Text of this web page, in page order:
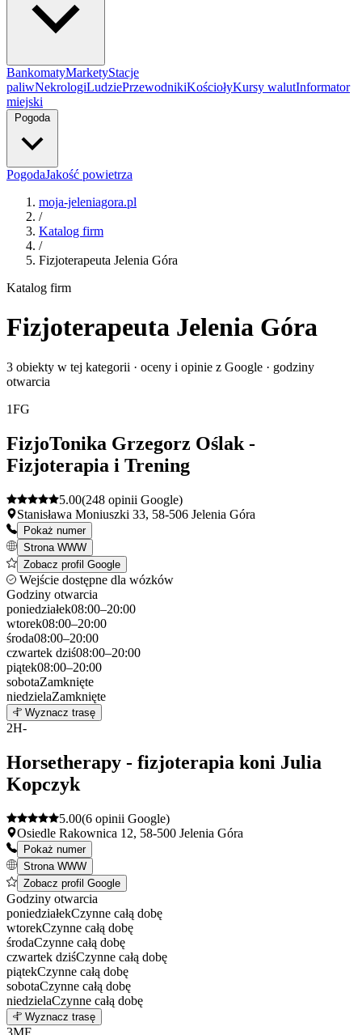
BankomatyMarketyStacje
paliwNekrologiLudziePrzewodnikiKościołyKursy walutInformator
miejski
Pogoda
PogodaJakość powietrza
moja-jeleniagora.pl
/
Katalog firm
/
Fizjoterapeuta Jelenia Góra
Katalog firm
Fizjoterapeuta Jelenia Góra
3 obiekty w tej kategorii · oceny i opinie z Google · godziny
otwarcia
1FG
FizjoTonika Grzegorz Oślak -
Fizjoterapia i Trening
5.00(248 opinii Google)
Stanisława Moniuszki 33, 58-506 Jelenia Góra
Pokaż numer
Strona WWW
Zobacz profil Google
Wejście dostępne dla wózków
Godziny otwarcia
poniedziałek08:00–20:00
wtorek08:00–20:00
środa08:00–20:00
czwartek dziś08:00–20:00
piątek08:00–20:00
sobotaZamknięte
niedzielaZamknięte
+
Wyznacz trasę
2H-
Horsetherapy - fizjoterapia koni Julia
Kopczyk
5.00(6 opinii Google)
Osiedle Rakownica 12, 58-500 Jelenia Góra
Pokaż numer
Strona WWW
Zobacz profil Google
Godziny otwarcia
poniedziałekCzynne całą dobę
wtorekCzynne całą dobę
środaCzynne całą dobę
czwartek dziśCzynne całą dobę
piątekCzynne całą dobę
sobotaCzynne całą dobę
niedzielaCzynne całą dobę
+
Wyznacz trasę
3MF